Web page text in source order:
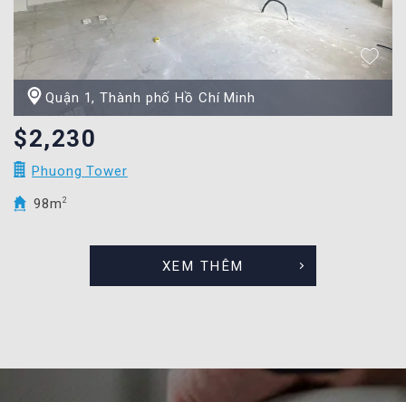
Quận 1, Thành phố Hồ Chí Minh
$2,230
Phuong Tower
98m 2
XEM THÊM